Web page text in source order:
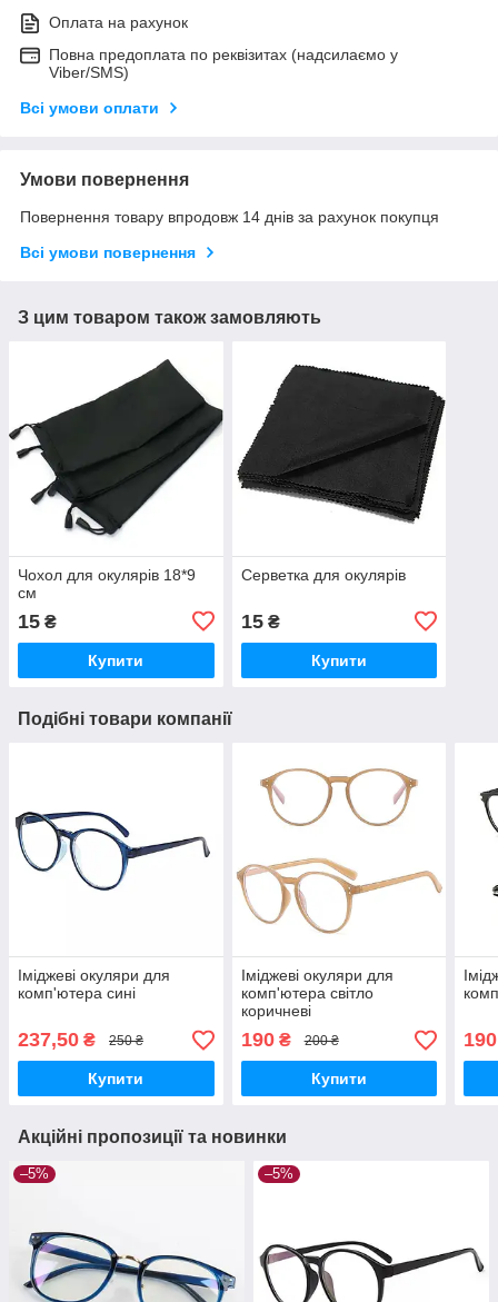
Оплата на рахунок
Повна предоплата по реквізитах (надсилаємо у
Viber/SMS)
Всі умови оплати
Умови повернення
Повернення товару впродовж 14 днів за рахунок покупця
Всі умови повернення
З цим товаром також замовляють
Чохол для окулярів 18*9
см
15 ₴
Купити
Серветка для окулярів
15₴
Купити
Подібні товари компанії
Іміджеві окуляри для
комп'ютера сині
237,50 ₴ 250 ₴
Купити
Іміджеві окуляри для
комп'ютера світло
коричневі
190₴ 200 ₴
Купити
190
Акційні пропозиції та новинки
–5% –5%